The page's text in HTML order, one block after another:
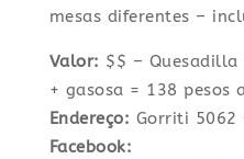
mesas diferentes –
Valor: $$ – Quesadilla
+ gasosa = 138 pesos
Endereço: Gorriti 5062
Facebook: